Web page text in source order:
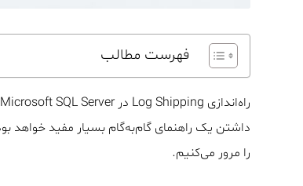
فهرست مطالب
راه‌اندازی Log Shipping در Microsoft SQL Server
را مرور می‌کنیم.